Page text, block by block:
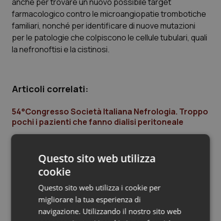
Piemonte
Provincia Autonoma di Bolzano
Puglia
Sardegna
Toscana
Umbria
HIV
Infezioni & Febbre
Malattie rare
Malattia di Crohn & Rettocolite Ulcerosa
Obesità
Oftalmologia
farmacologico contro le microangiopatie trombotiche
familiari, nonché per identificare di nuove mutazioni
per le patologie che colpiscono le cellule tubulari, quali
la nefronoftisi e la cistinosi.
Articoli correlati:
54°Congresso Società Italiana Nefrologia. Troppo
pochi i pazienti che fanno dialisi peritoneale
30 Settembre 2013
Ultime analisi e review da QS Pro
Gold
Questo sito web utilizza
cookie
Questo sito web utilizza i cookie per
migliorare la tua esperienza di
navigazione. Utilizzando il nostro sito web